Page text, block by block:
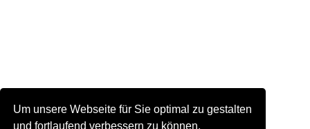
Um unsere Webseite für Sie optimal zu gestalten
und fortlaufend verbessern zu können,